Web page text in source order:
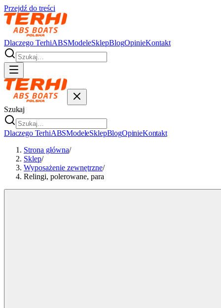
Przejdź do treści
Dlaczego TerhiABSModeleSklepBlogOpinieKontakt
Szukaj
Dlaczego TerhiABSModeleSklepBlogOpinieKontakt
Strona główna/
Sklep/
Wyposażenie zewnętrzne/
Relingi, polerowane, para